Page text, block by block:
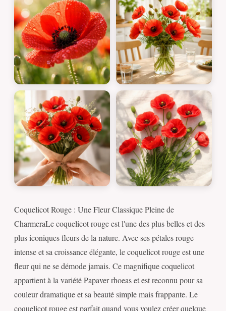
Coquelicot Rouge : Une Fleur Classique Pleine de
CharmeraLe coquelicot rouge est l'une des plus belles et des
plus iconiques fleurs de la nature. Avec ses pétales rouge
intense et sa croissance élégante, le coquelicot rouge est une
fleur qui ne se démode jamais. Ce magnifique coquelicot
appartient à la variété Papaver rhoeas et est reconnu pour sa
couleur dramatique et sa beauté simple mais frappante. Le
coquelicot rouge est parfait quand vous voulez créer quelque